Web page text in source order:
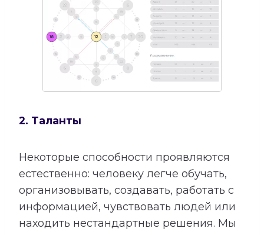
2. Таланты
Некоторые способности проявляются
естественно: человеку легче обучать,
организовывать, создавать, работать с
информацией, чувствовать людей или
находить нестандартные решения. Мы